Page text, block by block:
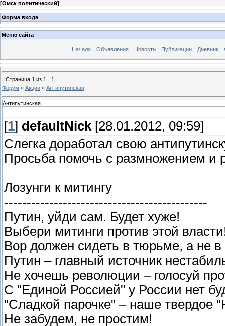
[Омск политический]
Форма входа
Меню сайта
Начало Объявления Новости Публикации Дневник
Страница 1 из 1
1
Форум » Акции » Антипутинская
Антипутинская
[1] defaultNick [28.01.2012, 09:59]
Слегка доработал свою
Просьба помочь с размножением и
Лозунги к митингу
---------------------------------------------
Путин, уйди сам. Будет хуже!
Выбери митинги против этой
Вор должен сидеть в тюрьме, а не
Путин – главный источник
Не хочешь революции – голосуй
С "Единой Россией" у России нет
"Сладкой парочке" – наше твердое
Не забудем, не простим!